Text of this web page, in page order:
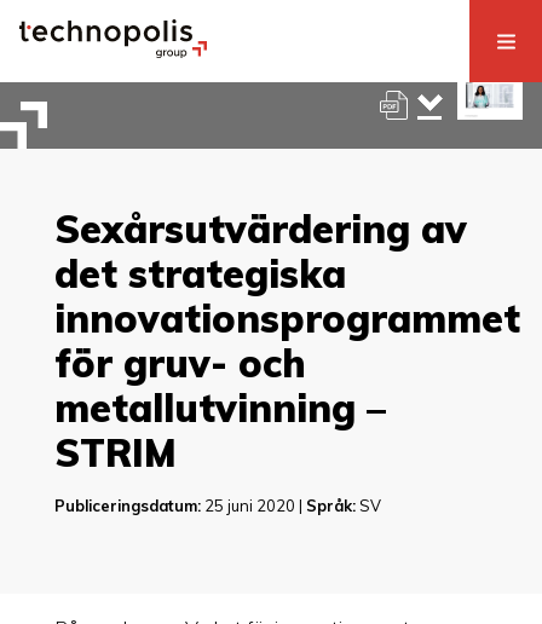
Sexårsutvärdering av
det strategiska
innovationsprogrammet
för gruv- och
metallutvinning –
STRIM
Publiceringsdatum:25 juni 2020 | Språk:SV